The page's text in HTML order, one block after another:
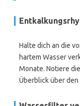
Halte dich an die
hartem Wasser
Monate. Notiere
Überblick über